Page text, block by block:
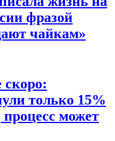
фразой
чайкам»
только 15%
может